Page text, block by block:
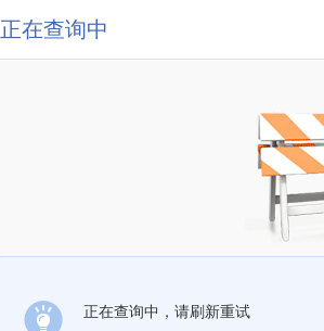
正在查询中
正在查询中，请刷新重试